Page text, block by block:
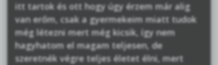
itt tartok és ott hogy úgy érzem már alig
van erőm, csak a gyermekeim miatt tudok
még létezni mert még kicsik, így nem
hagyhatom el magam teljesen, de
szeretnék végre teljes életet élni, mert